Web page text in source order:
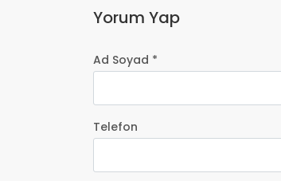
Yorum Yap
Ad Soyad *
Telefon